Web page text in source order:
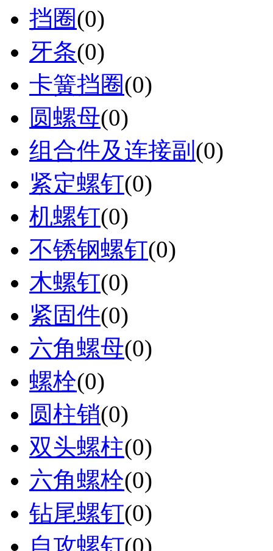
挡圈(0)
牙条(0)
卡簧挡圈(0)
圆螺母(0)
组合件及连接副 (0)
紧定螺钉(0)
机螺钉(0)
不锈钢螺钉(0)
木螺钉(0)
紧固件(0)
六角螺母(0)
螺栓(0)
圆柱销(0)
双头螺柱(0)
六角螺栓(0)
钻尾螺钉(0)